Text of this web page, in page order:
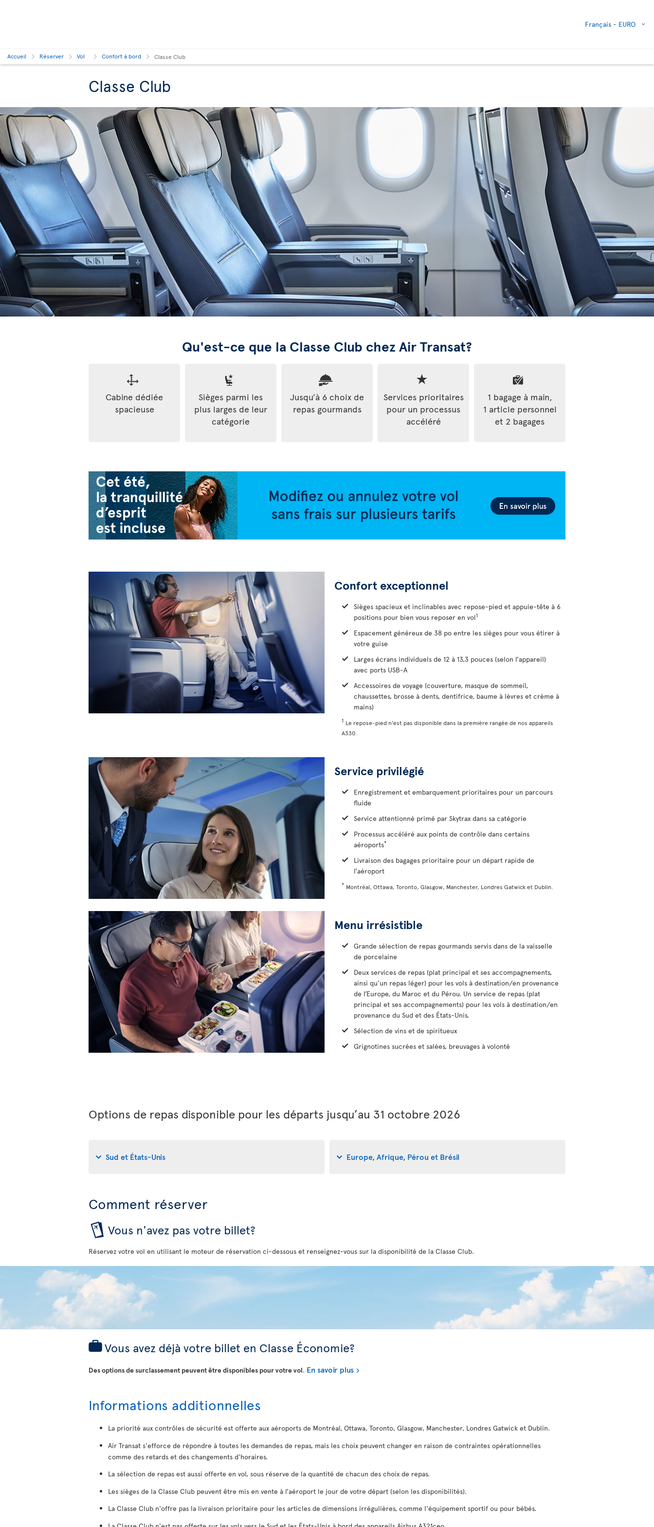
Français - EURO
Accueil Réserver Vol Confort à bord Classe Club
Classe Club
Qu'est-ce que la Classe Club chez Air Transat?
Cabine dédiée
spacieuse
Sièges parmi les
plus larges de leur
catégorie
Jusqu’à 6 choix de
repas gourmands
Services prioritaires
pour un processus
accéléré
1 bagage à main,
1 article personnel
et 2 bagages
Confort exceptionnel
Sièges spacieux et inclinables avec repose-pied et appuie-tête à 6
positions pour bien vous reposer en vol1
Espacement généreux de 38 po entre les sièges pour vous étirer à
votre guise
Larges écrans individuels de 12 à 13,3 pouces (selon l’appareil)
avec ports USB-A
Accessoires de voyage (couverture, masque de sommeil,
chaussettes, brosse à dents, dentifrice, baume à lèvres et crème à
mains)
1 Le repose-pied n'est pas disponible dans la première rangée de nos appareils
A330.
Service privilégié
Enregistrement et embarquement prioritaires pour un parcours
fluide
Service attentionné primé par Skytrax dans sa catégorie
Processus accéléré aux points de contrôle dans certains
aéroports*
Livraison des bagages prioritaire pour un départ rapide de
l’aéroport
* Montréal, Ottawa, Toronto, Glasgow, Manchester, Londres Gatwick et Dublin.
Menu irrésistible
Grande sélection de repas gourmands servis dans de la vaisselle
de porcelaine
Deux services de repas (plat principal et ses accompagnements,
ainsi qu’un repas léger) pour les vols à destination/en provenance
de l’Europe, du Maroc et du Pérou. Un service de repas (plat
principal et ses accompagnements) pour les vols à destination/en
provenance du Sud et des États-Unis.
Sélection de vins et de spiritueux
Grignotines sucrées et salées, breuvages à volonté
Options de repas disponible pour les départs jusqu’au 31 octobre 2026
Sud et États-Unis Europe, Afrique, Pérou et Brésil
Comment réserver
Vous n'avez pas votre billet?
Réservez votre vol en utilisant le moteur de réservation ci-dessous et renseignez-vous sur la disponibilité de la Classe Club.
Vous avez déjà votre billet en Classe Économie?
Des options de surclassement peuvent être disponibles pour votre vol. En savoir plus
Informations additionnelles
La priorité aux contrôles de sécurité est offerte aux aéroports de Montréal, Ottawa, Toronto, Glasgow, Manchester, Londres Gatwick et Dublin.
Air Transat s'efforce de répondre à toutes les demandes de repas, mais les choix peuvent changer en raison de contraintes opérationnelles
comme des retards et des changements d'horaires.
La sélection de repas est aussi offerte en vol, sous réserve de la quantité de chacun des choix de repas.
Les sièges de la Classe Club peuvent être mis en vente à l’aéroport le jour de votre départ (selon les disponibilités).
La Classe Club n'offre pas la livraison prioritaire pour les articles de dimensions irrégulières, comme l'équipement sportif ou pour bébés.